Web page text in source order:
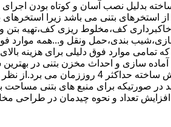
بدلیل نصب آسان و کوتاه بودن
استخرهای بتنی می باشد زیرا استخرهای
کف،مخلوط ریزی کف،تهیه بتن
بندی،حمل ونقل و...همه موارد
که تمامی موارد فوق دلیلی برای هزینه
دارد درصورتیکه اجرای کامل مخزن پیش
در صورتیکه برای منبع های بتنی مساحت
تعداد و نحوه چیدمان در طراحی